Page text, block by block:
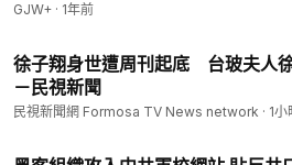
GJW+ · 1年前
徐子翔身世遭周刊起底 台玻夫人
－民視新聞
民視新聞網 Formosa TV News network · 1小